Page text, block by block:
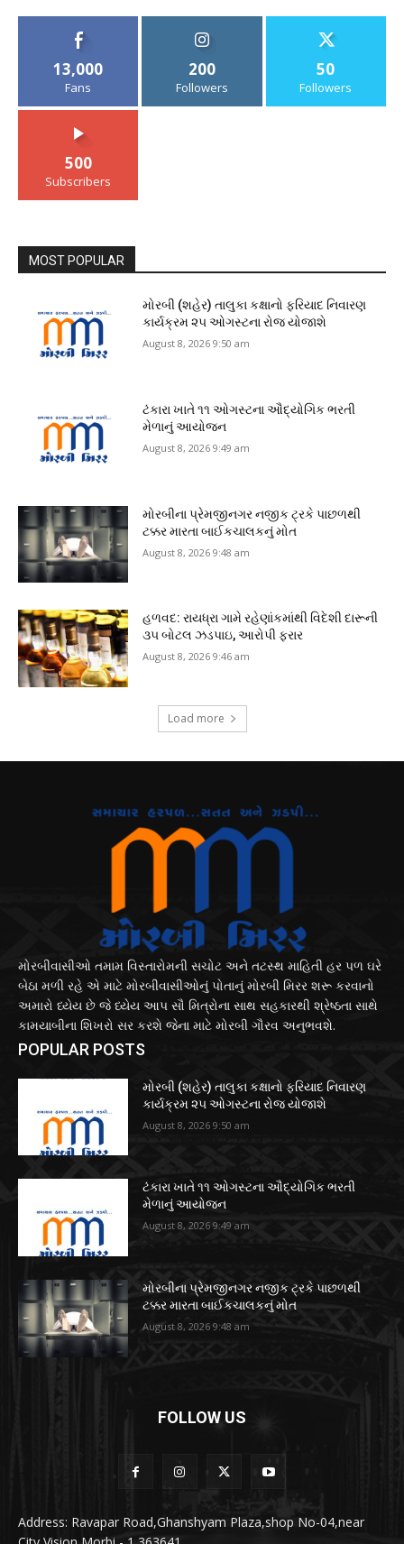
13,000
Fans
200
Followers
50
Followers
500
Subscribers
MOST POPULAR
મોરબી (શહેર) તાલુકા કક્ષાનો ફરિયાદ નિવારણ
કાર્યક્રમ ૨૫ ઓગસ્ટના રોજ યોજાશે
August 8, 2026 9:50 am
ટંકારા ખાતે ૧૧ ઓગસ્ટના ઔદ્યોગિક ભરતી
મેળાનું આયોજન
August 8, 2026 9:49 am
મોરબીના પ્રેમજીનગર નજીક ટ્રકે પાછળથી
ટક્કર મારતા બાઈકચાલકનું મોત
August 8, 2026 9:48 am
હળવદ: રાયધ્રા ગામે રહેણાંકમાંથી વિદેશી દારૂની
૩૫ બોટલ ઝડપાઇ, આરોપી ફરાર
August 8, 2026 9:46 am
Load more
મોરબીવાસીઓ તમામ વિસ્તારોમની સચોટ અને તટસ્થ માહિતી હર પળ ઘરે
બેઠા મળી રહે એ માટે મોરબીવાસીઓનું પોતાનું મોરબી મિરર શરૂ કરવાનો
અમારો ધ્યેય છે જે ધ્યેય આપ સૌ મિત્રોના સાથ સહકારથી શ્રેષ્ઠતા સાથે
કામયાબીના શિખરો સર કરશે જેના માટે મોરબી ગૌરવ અનુભવશે.
POPULAR POSTS
મોરબી (શહેર) તાલુકા કક્ષાનો ફરિયાદ નિવારણ
કાર્યક્રમ ૨૫ ઓગસ્ટના રોજ યોજાશે
August 8, 2026 9:50 am
ટંકારા ખાતે ૧૧ ઓગસ્ટના ઔદ્યોગિક ભરતી
મેળાનું આયોજન
August 8, 2026 9:49 am
મોરબીના પ્રેમજીનગર નજીક ટ્રકે પાછળથી
ટક્કર મારતા બાઈકચાલકનું મોત
August 8, 2026 9:48 am
FOLLOW US
Address: Ravapar Road,Ghanshyam Plaza,shop No-04,near